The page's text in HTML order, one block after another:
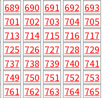
689 690 691 692 693
701 702 703 704 705
713 714 715 716 717
725 726 727 728 729
737 738 739 740 741
749 750 751 752 753
761 762 763 764 765